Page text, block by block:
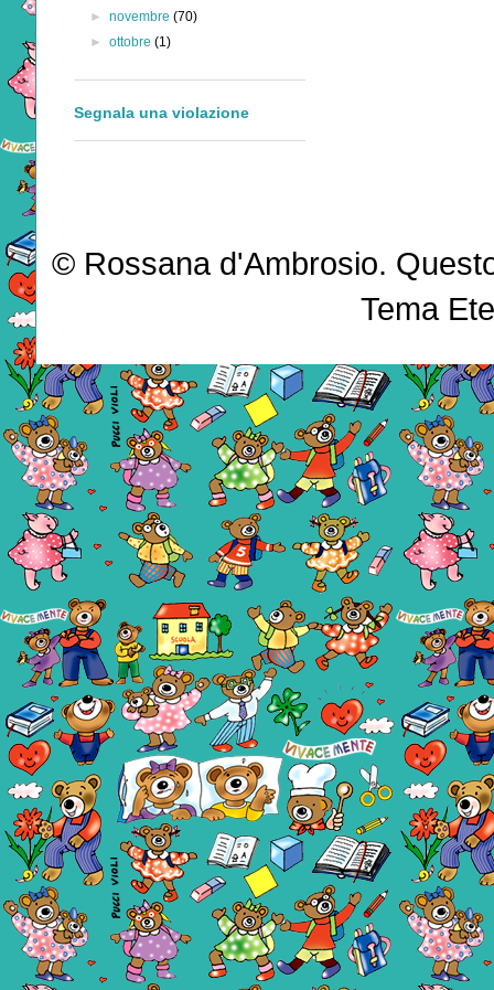
►novembre(70)
►ottobre(1)
Segnala una violazione
© Rossana d'Ambrosio.
Tema